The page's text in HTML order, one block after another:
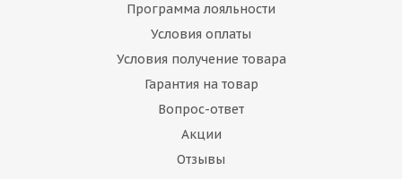
Программа лояльности
Условия оплаты
Условия получение товара
Гарантия на товар
Вопрос-ответ
Акции
Отзывы